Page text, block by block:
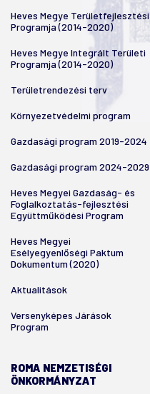
Heves Megye Területfejlesztési
Programja (2014-2020)
Heves Megye Integrált Területi
Programja (2014-2020)
Területrendezési terv
Környezetvédelmi program
Gazdasági program 2019-2024
Gazdasági program 2024-2029
Heves Megyei Gazdaság- és
Foglalkoztatás-fejlesztési
Együttműködési Program
Heves Megyei
Esélyegyenlőségi Paktum
Dokumentum (2020)
Aktualitások
Versenyképes Járások
Program
ROMA NEMZETISÉGI
ÖNKORMÁNYZAT